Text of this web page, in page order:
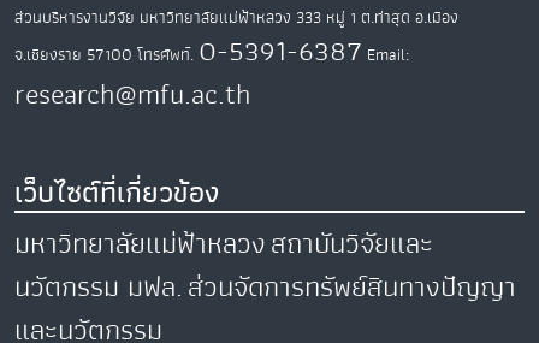
ส่วนบริหารงานวิจัย มหาวิทยาลัยแม่ฟ้าหลวง 333 หมู่ 1 ต.ท่าสุด อ.เมือง
จ.เชียงราย 57100 โทรศัพท์. 0-5391-6387 Email:
research@mfu.ac.th
เว็บไซต์ที่เกี่ยวข้อง
มหาวิทยาลัยแม่ฟ้าหลวงสถาบันวิจัยและ
นวัตกรรม มฟล.ส่วนจัดการทรัพย์สินทางปัญญา
และนวัตกรรม